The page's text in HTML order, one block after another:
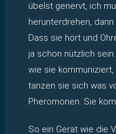
übelst genervt, ich
herunterdrehen, dann
Dass sie hört und
ja schon nützlich
wie sie
tanzen sie sich was
Pheromonen. Sie
So ein Gerät wie die